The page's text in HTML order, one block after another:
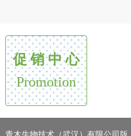
促 销 中 心
Promotion